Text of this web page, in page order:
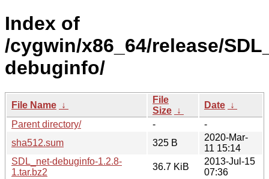
Index of
/cygwin/x86_64/release/
debuginfo/
File Name ↓
File
Size ↓
Date ↓
Parent directory/
-
-
sha512.sum
325 B
2020-Mar-
11 15:14
SDL_net-debuginfo-1.2.8-
1.tar.bz2
36.7 KiB
2013-Jul-15
07:36